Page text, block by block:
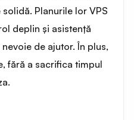
Planurile lor VPS
deplin și asistență
de ajutor. În plus,
fără a sacrifica timpul